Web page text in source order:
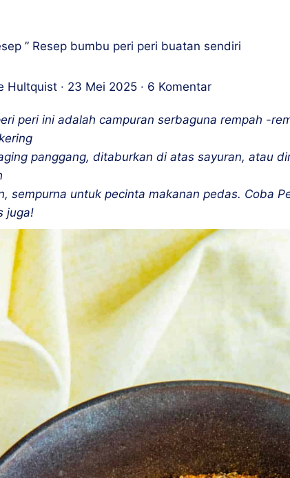
” Resep bumbu peri peri buatan sendiri
Hultquist · 23 Mei 2025 · 6 Komentar
peri ini adalah campuran serbaguna rempah -
panggang, ditaburkan di atas sayuran, atau
sempurna untuk pecinta makanan pedas. Coba
juga!